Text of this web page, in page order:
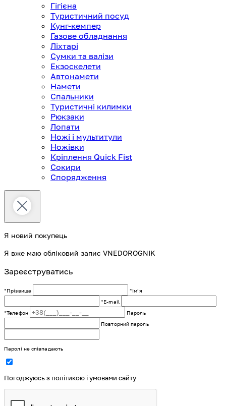
Гігієна
Туристичний посуд
Кунг-кемпер
Газове обладнання
Ліхтарі
Сумки та валізи
Екзоскелети
Автонамети
Намети
Спальники
Туристичні килимки
Рюкзаки
Лопати
Ножі і мультитули
Ножівки
Кріплення Quick Fist
Сокири
Спорядження
Я новий покупець
Я вже маю обліковий запис VNEDOROGNIK
Зареєструватись
*Прізвище
*Імʼя
*E-mail
*Телефон
Пароль
Повторний пароль
Паролі не співпадають
Погоджуюсь з політикою і умовами сайту